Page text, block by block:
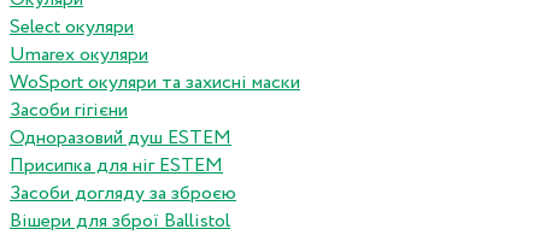
Select окуляри
Umarex окуляри
WoSport окуляри та захисні маски
Засоби гігієни
Одноразовий душ ESTEM
Присипка для ніг ESTEM
Засоби догляду за зброєю
Вішери для зброї Ballistol